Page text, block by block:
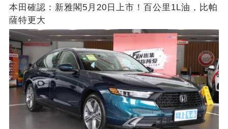
本田確認：新雅閣5月20日上市！百公里1L油，比帕
薩特更大